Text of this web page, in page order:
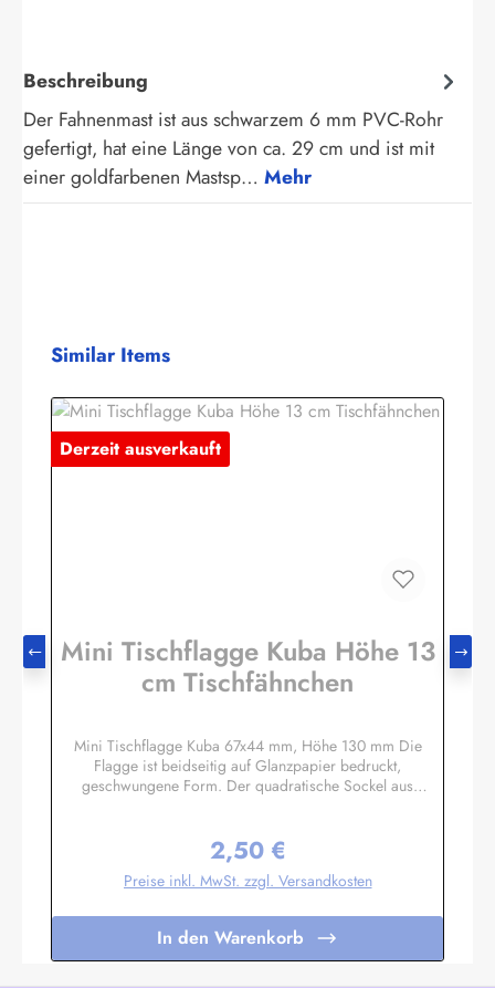
Beschreibung
Der Fahnenmast ist aus schwarzem 6 mm PVC-Rohr
gefertigt, hat eine Länge von ca. 29 cm und ist mit
einer goldfarbenen Mastsp… Mehr
Produktgalerie überspringen
Similar Items
Derzeit ausverkauft
Mini Tischflagge Kuba Höhe 13
cm Tischfähnchen
Mini Tischflagge Kuba 67x44 mm, Höhe 130 mm Die
Flagge ist beidseitig auf Glanzpapier bedruckt,
geschwungene Form. Der quadratische Sockel aus
wird. Auf den 4 schrägen Flächen können Sie bei Bedarf
kleine Schildchen anbringen. Somit eignet sich diese
Tischflagge auch hervorragend als Werbegeschenk oder
lieferbar. Unser Standardprogramm umfasst alle Nationen,
deutsche und österreichische Bundesländer, Regionen und
Sondermotive wie Regenbogen, Pirat
Regulärer Preis:
2,50 €
Preise inkl. MwSt. zzgl. Versandkosten
In den Warenkorb